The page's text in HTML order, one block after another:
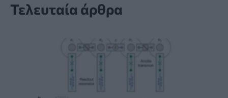
Τελευταία άρθρα